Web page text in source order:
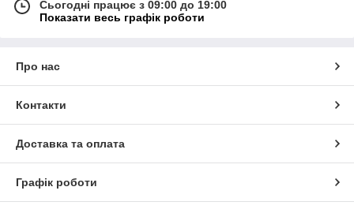
Сьогодні працює з 09:00 до 19:00
Показати весь графік роботи
Про нас
Контакти
Доставка та оплата
Графік роботи